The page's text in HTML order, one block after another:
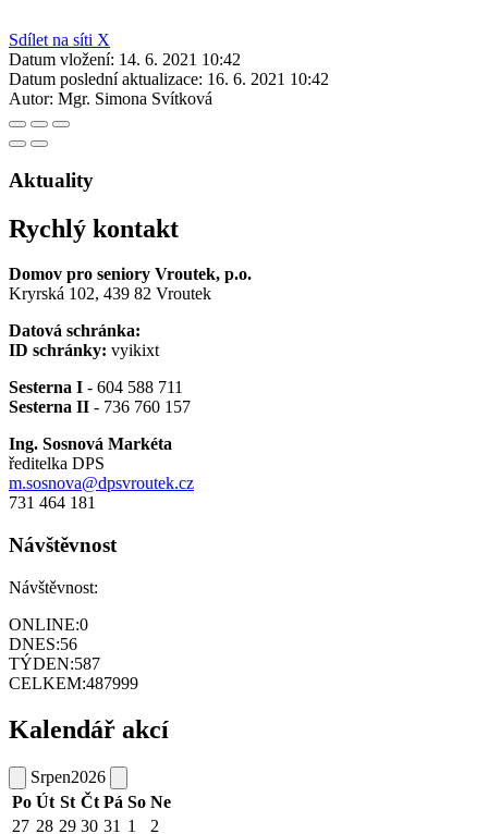
Sdílet na síti X
Datum vložení: 14. 6. 2021 10:42
Datum poslední aktualizace: 16. 6. 2021 10:42
Autor: Mgr. Simona Svítková
Aktuality
Rychlý kontakt
Domov pro seniory Vroutek, p.o.
Kryrská 102, 439 82 Vroutek
Datová schránka:
ID schránky: vyikixt
Sesterna I - 604 588 711
Sesterna II - 736 760 157
Ing. Sosnová Markéta
ředitelka DPS
m.sosnova@dpsvroutek.cz
731 464 181
Návštěvnost
Návštěvnost:
ONLINE:0
DNES:56
TÝDEN:587
CELKEM:487999
Kalendář akcí
Srpen2026
Po Út St Čt Pá So Ne
27 28 29 30 31 1 2